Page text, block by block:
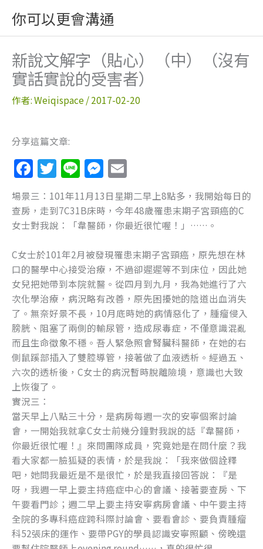
主
你可以更會溝通
新說文解字（貼心）（中）（沒有
實話實說的受害者）
作者:Weiqispace/2017-02-20
分享這篇文章:
F
a
c
e
b
o
o
k
T
w
itt
er
Li
n
e
M
e
ss
e
g
er
m
ai
l
場景三：101年11月13日星期二早上8點多，我開始每日的
查房，走到7C31B床時，今年48歲罹患末期子宮頸癌的C
女士對我說：「韋醫師，你最近很忙喔！」……。
C女士於101年2月被發現罹患末期子宮頸癌，原先想在林
口的醫學中心接受治療，不過卻遲遲等不到床位，因此她
女兒把她帶到本院就醫。從四月到九月，我為她進行了六
次化學治療，病況略有改善，原先困擾她的陰道出血消失
了。無奈好景不長，10月底時她的病情惡化了，腫瘤侵入
膀胱、阻塞了兩側的輸尿管，造成尿毒症，不僅意識混亂
而且生命徵象不穩。吾人緊急照會腎臟科醫師，在她的右
側鼠蹊部插入了雙腔導管，接著做了血液透析。經過五、
六次的透析後，C女士的病況暫時脫離險境，意識也大致
上恢復了。
實況三：
當天早上八點三十分，是病房每週一次的安寧個案討論
會，一開始我就拿C女士前幾分鐘對我說的話『韋醫師，
你最近很忙喔！』來問團隊成員，究竟她是在問什麼？我
看大家都一臉狐疑的表情，於是我說：「我來做個詮釋
吧，她問我最近是不是很忙，於是我直接回答說：『是
呀，我週一早上要主持癌症中心的會議、接著要查房、下
午要看門診；週二早上要主持安寧病房會議、中午要主持
全院的多專科癌症跨科際討論會、要看會診、要負責腫瘤
科52張床的運作、要帶PGY的學員認識安寧照顧、傍晚還